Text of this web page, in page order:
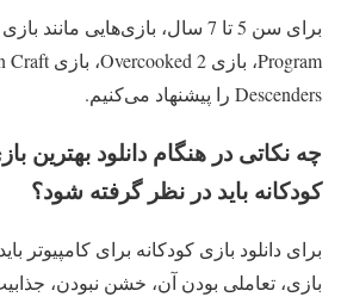
Program، بازی Overcooked 2، بازی Potion Craft و یا
Descenders را پیشنهاد می‌کنیم.
چه نکاتی در هنگام دانلود بهترین
کودکانه باید در نظر گرفته شود؟
برای دانلود بازی کودکانه برای کامپیوتر
بازی، تعاملی بودن آن، خشن نبودن،